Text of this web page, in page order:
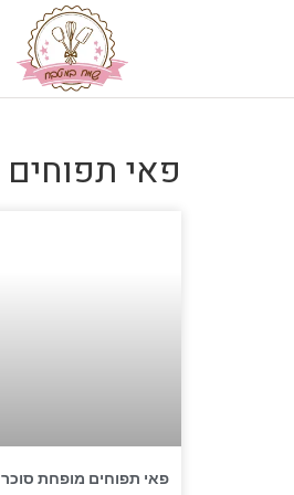
פאי תפוחים
פאי תפוחים מופחת סוכר